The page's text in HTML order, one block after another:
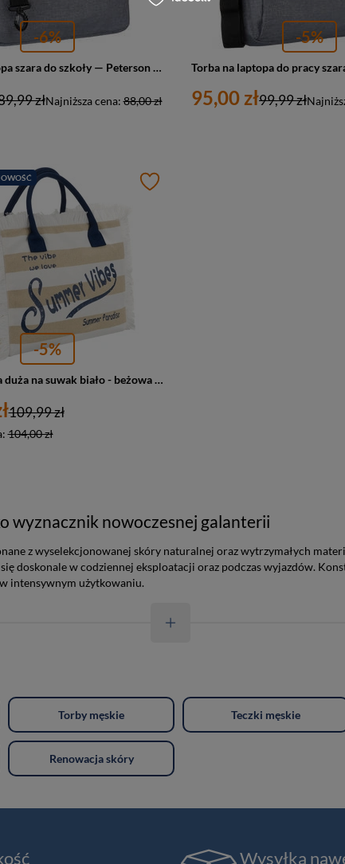
-6%
Torba na laptopa szara do szkoły — Peterson PTN GBP-17
Najniższa cena:88,00 zł
zł
-5%
95,00 zł99,99 zł
-5%
Torba plażowa duża na suwak biało - beżowa shopper bag - Peterson
104,00 zł
109,99 zł
wyznacznik nowoczesnej galanterii
z wyselekcjonowanej skóry naturalnej oraz wytrzymałych
doskonale w codziennej eksploatacji oraz podczas wyjazdów.
intensywnym użytkowaniu.
Torby męskie Teczki męskie
Renowacja skóry
Wysyłka